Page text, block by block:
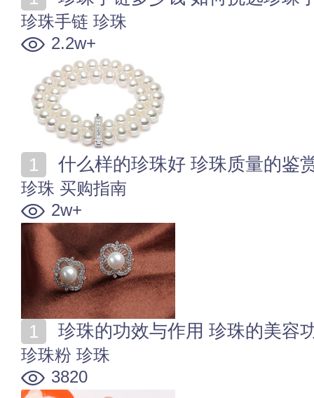
珍珠手链 珍珠
2.2w+
什么样的珍珠好 珍珠质量的鉴
珍珠 买购指南
2w+
珍珠的功效与作用 珍珠的美容
珍珠粉 珍珠
3820